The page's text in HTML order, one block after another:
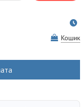
Кошик